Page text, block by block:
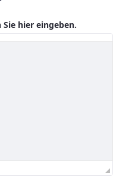
hier eingeben.